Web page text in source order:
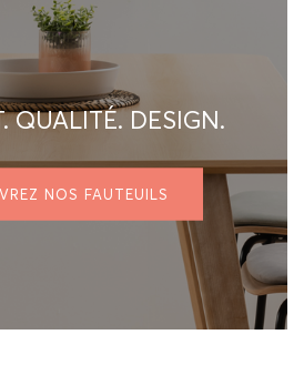
QUALITÉ. DESIGN.
NOS FAUTEUILS